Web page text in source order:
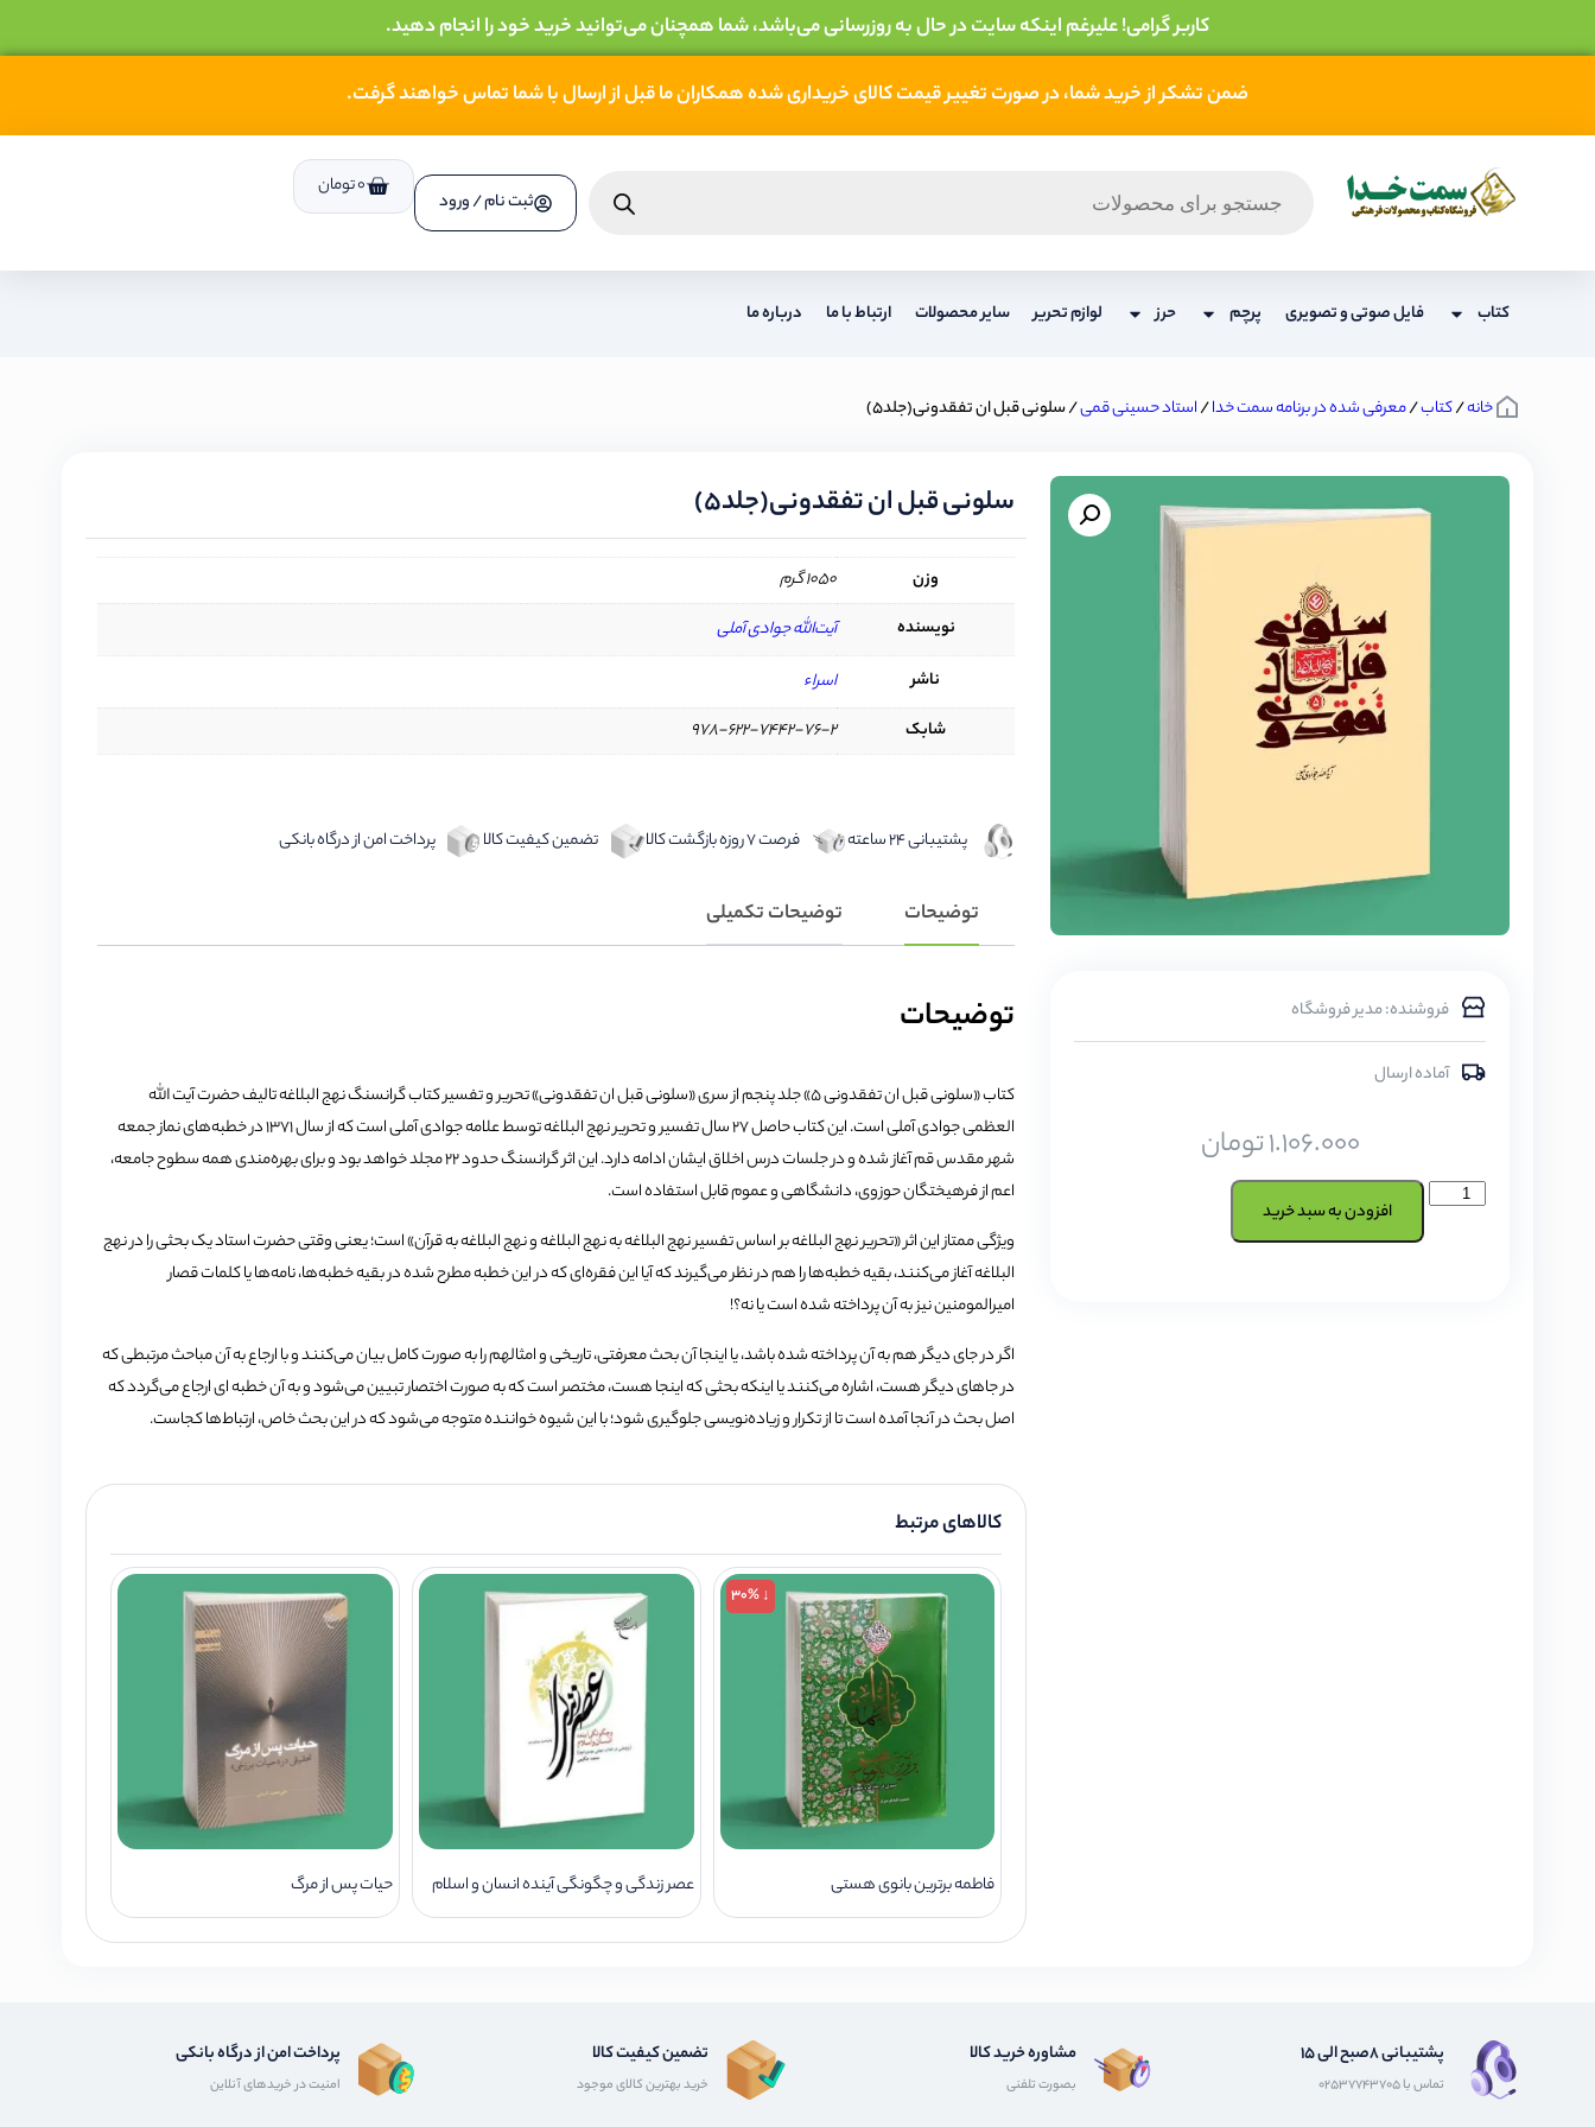
کاربر گرامی! علیرغم اینکه سایت در حال به روزرسانی می‌باشد، شما همچنان می‌توانید خرید خود را انجام دهید.
ضمن تشکر از خرید شما، در صورت تغییر قیمت کالای خریداری شده همکاران ما قبل از ارسال با شما تماس خواهند گرفت.
ثبت نام / ورود
0تومان
کتاب فایل صوتی و تصویری پرچم حرز لوازم تحریر سایر محصولات ارتباط با ما درباره ما
خانه/کتاب/معرفی شده در برنامه سمت خدا/استاد حسینی قمی/ سلونی قبل ان تفقدونی(جلد5)
فروشنده: مدیر فروشگاه
آماده ارسال
1.106.000تومان
افزودن به سبد خرید
سلونی قبل ان تفقدونی(جلد5)
وزن
1050 گرم
نویسنده
آیت‌الله جوادی آملی
ناشر
اسراء
شابک
978-622-7442-76-2
پشتیبانی 24 ساعته فرصت 7 روزه بازگشت کالا تضمین کیفیت کالا پرداخت امن از درگاه بانکی
توضیحات توضیحات تکمیلی
توضیحات
کتاب «سلونی قبل ان تفقدونی 5» جلد پنجم از سری «سلونی قبل ان تفقدونی» تحریر و تفسیر کتاب گرانسنگ نهج البلاغه تالیف حضرت آیت الله
العظمی جوادی آملی است. این کتاب حاصل 27 سال تفسیر و تحریر نهج البلاغه توسط علامه جوادی آملی است که از سال 1371 در خطبه‌‌‌‌‌‌‌های نماز جمعه
شهر مقدس قم آغاز شده و در جلسات درس اخلاق ایشان ادامه دارد. این اثر گرانسنگ حدود 22 مجلد خواهد بود و برای بهره‌مندی همه سطوح جامعه،
اعم از فرهیختگان حوزوی، دانشگاهی و عموم قابل استفاده است.
ویژگی ممتاز این اثر «تحریر نهج البلاغه بر اساس تفسیر نهج البلاغه به نهج البلاغه و نهج البلاغه به قرآن» است؛ یعنی وقتی حضرت استاد یک بحثی را در نهج
البلاغه آغاز ‌‌‌‌‌‌می‌کنند، بقیه خطبه‌ها را هم در نظر می‌گیرند که آیا این فقره‌ای که در این خطبه مطرح شده در بقیه خطبه‌‌‌‌‌‌‌ها، نامه‌‌‌‌‌‌‌ها یا کلمات قصار
امیرالمومنین نیز به آن پرداخته شده است یا نه؟!
اگر در جای دیگر هم به آن پرداخته شده باشد، یا اینجا آن بحث معرفتی، تاریخی و امثالهم را به صورت کامل بیان می‌کنند و با ارجاع به آن مباحث مرتبطی که
در جاهای دیگر هست، اشاره ‌‌‌‌‌‌می‌کنند یا اینکه بحثی که اینجا هست، مختصر است که به صورت اختصار تبیین ‌‌‌‌‌‌می‌شود و به آن خطبه ای ارجاع می‌گردد که
اصل بحث در آنجا آمده است تا از تکرار و زیاده‌نویسی جلوگیری شود؛ با این شیوه خواننده متوجه ‌‌‌‌‌‌می‌شود که در این بحث خاص، ارتباط‌ها کجاست.
کالاهای مرتبط
↓ 30%
فاطمه برترین بانوی هستی عصر زندگی و چگونگی آینده انسان و اسلام حیات پس از مرگ
پشتیبانی 8صبح الی 15
تماس با 02537743705
مشاوره خرید کالا
بصورت تلفنی
تضمین کیفیت کالا
خرید بهترین کالای موجود
پرداخت امن از درگاه بانکی
امنیت در خریدهای آنلاین